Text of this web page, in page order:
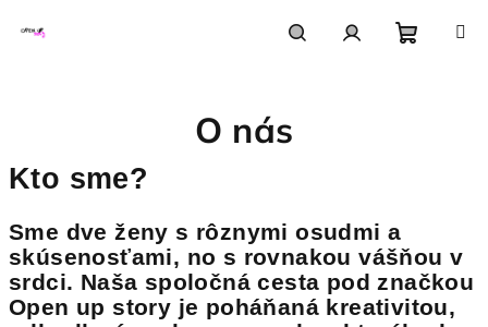
O nás
Kto sme?
Sme dve ženy s rôznymi osudmi a
skúsenosťami, no s rovnakou vášňou v
srdci. Naša spoločná cesta pod značkou
Open up story je poháňaná kreativitou,